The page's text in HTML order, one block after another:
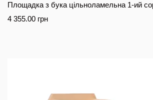
Площадка з бука цільноламельна 1-ий
4 355.00 грн